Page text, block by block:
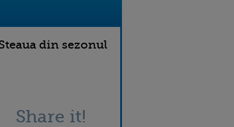
din sezonul
Share it!